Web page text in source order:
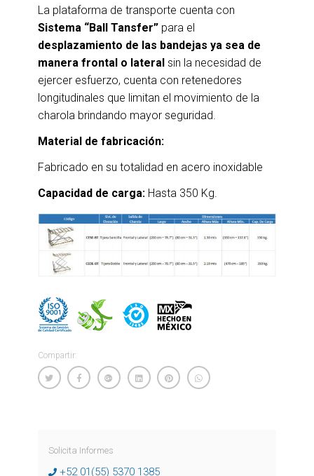
La plataforma de transporte cuenta con
Sistema “Ball Tansfer”para el
desplazamiento de las bandejas ya sea de
manera frontal o lateralsin la necesidad de
ejercer esfuerzo, cuenta con retenedores
longitudinales que limitan el movimiento de la
charola brindando mayor seguridad.
Material de fabricación:
Fabricado en su totalidad en acero inoxidable
Capacidad de carga:Hasta 350 Kg.
Compartir:
Solicita Informes
+52 01(55) 5370 1385